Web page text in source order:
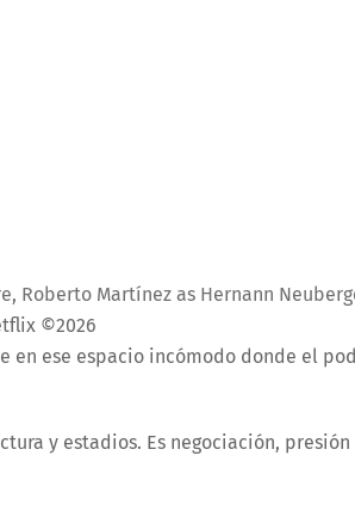
Roberto Martínez as Hernann
©️2026
en ese espacio incómodo donde el
y estadios. Es negociación,